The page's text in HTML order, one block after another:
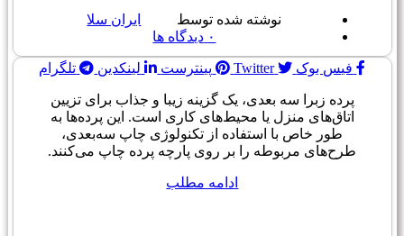
نوشته شده توسط
ایران سلا
۰ دیدگاه ها
فیس بوک Twitter پینترست لینکدین تلگرام
پرده زبرا سه بعدی، یک گزینه زیبا و جذاب برای تزیین
اتاق‌های منزل یا محیط‌های کاری است. این پرده‌ها به
طور خاص با استفاده از تکنولوژی چاپ سه‌بعدی،
طرح‌های مربوطه را بر روی پارچه پرده چاپ می‌کنند.
ادامه مطلب